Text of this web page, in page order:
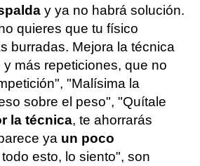
y ya no habrá solución.
quieres que tu físico
burradas. Mejora la técnica
más repeticiones, que no
"Malísima la
sobre el peso", "Quítale
la técnica, te ahorrarás
ya un poco
todo esto, lo siento", son